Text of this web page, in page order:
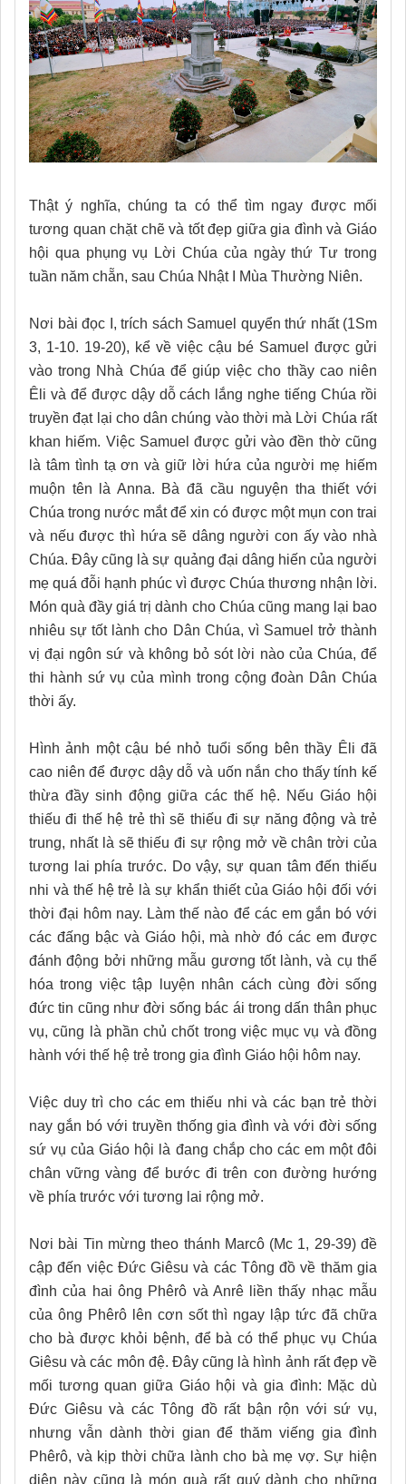
Thật ý nghĩa, chúng ta có thể tìm ngay được mối
tương quan chặt chẽ và tốt đẹp giữa gia đình và Giáo
hội qua phụng vụ Lời Chúa của ngày thứ Tư trong
tuần năm chẵn, sau Chúa Nhật I Mùa Thường Niên.
Nơi bài đọc I, trích sách Samuel quyển thứ nhất (1Sm
3, 1-10. 19-20), kể về việc cậu bé Samuel được gửi
vào trong Nhà Chúa để giúp việc cho thầy cao niên
Êli và để được dậy dỗ cách lắng nghe tiếng Chúa rồi
truyền đạt lại cho dân chúng vào thời mà Lời Chúa rất
khan hiếm. Việc Samuel được gửi vào đền thờ cũng
là tâm tình tạ ơn và giữ lời hứa của người mẹ hiếm
muộn tên là Anna. Bà đã cầu nguyện tha thiết với
Chúa trong nước mắt để xin có được một mụn con trai
và nếu được thì hứa sẽ dâng người con ấy vào nhà
Chúa. Đây cũng là sự quảng đại dâng hiến của người
mẹ quá đỗi hạnh phúc vì được Chúa thương nhận lời.
Món quà đầy giá trị dành cho Chúa cũng mang lại bao
nhiêu sự tốt lành cho Dân Chúa, vì Samuel trở thành
vị đại ngôn sứ và không bỏ sót lời nào của Chúa, để
thi hành sứ vụ của mình trong cộng đoàn Dân Chúa
thời ấy.
Hình ảnh một cậu bé nhỏ tuổi sống bên thầy Êli đã
cao niên để được dậy dỗ và uốn nắn cho thấy tính kế
thừa đầy sinh động giữa các thế hệ. Nếu Giáo hội
thiếu đi thế hệ trẻ thì sẽ thiếu đi sự năng động và trẻ
trung, nhất là sẽ thiếu đi sự rộng mở về chân trời của
tương lai phía trước. Do vậy, sự quan tâm đến thiếu
nhi và thế hệ trẻ là sự khẩn thiết của Giáo hội đối với
thời đại hôm nay. Làm thế nào để các em gắn bó với
các đấng bậc và Giáo hội, mà nhờ đó các em được
đánh động bởi những mẫu gương tốt lành, và cụ thể
hóa trong việc tập luyện nhân cách cùng đời sống
đức tin cũng như đời sống bác ái trong dấn thân phục
vụ, cũng là phần chủ chốt trong việc mục vụ và đồng
hành với thế hệ trẻ trong gia đình Giáo hội hôm nay.
Việc duy trì cho các em thiếu nhi và các bạn trẻ thời
nay gắn bó với truyền thống gia đình và với đời sống
sứ vụ của Giáo hội là đang chắp cho các em một đôi
chân vững vàng để bước đi trên con đường hướng
về phía trước với tương lai rộng mở.
Nơi bài Tin mừng theo thánh Marcô (Mc 1, 29-39) đề
cập đến việc Đức Giêsu và các Tông đồ về thăm gia
đình của hai ông Phêrô và Anrê liền thấy nhạc mẫu
của ông Phêrô lên cơn sốt thì ngay lập tức đã chữa
cho bà được khỏi bệnh, để bà có thể phục vụ Chúa
Giêsu và các môn đệ. Đây cũng là hình ảnh rất đẹp về
mối tương quan giữa Giáo hội và gia đình: Mặc dù
Đức Giêsu và các Tông đồ rất bận rộn với sứ vụ,
nhưng vẫn dành thời gian để thăm viếng gia đình
Phêrô, và kịp thời chữa lành cho bà mẹ vợ. Sự hiện
diện này cũng là món quà rất quý dành cho những